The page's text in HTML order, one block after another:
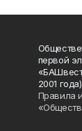
первой
2001 года).
Правила